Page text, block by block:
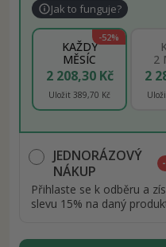
Jak to funguje?
-52%
KAŽDÝ
MĚSÍC
2 208,30 Kč
Uložit 389,70 Kč
2
2
JEDNORÁZOVÝ
NÁKUP
Přihlaste se k odběru a
slevu 15% na daný